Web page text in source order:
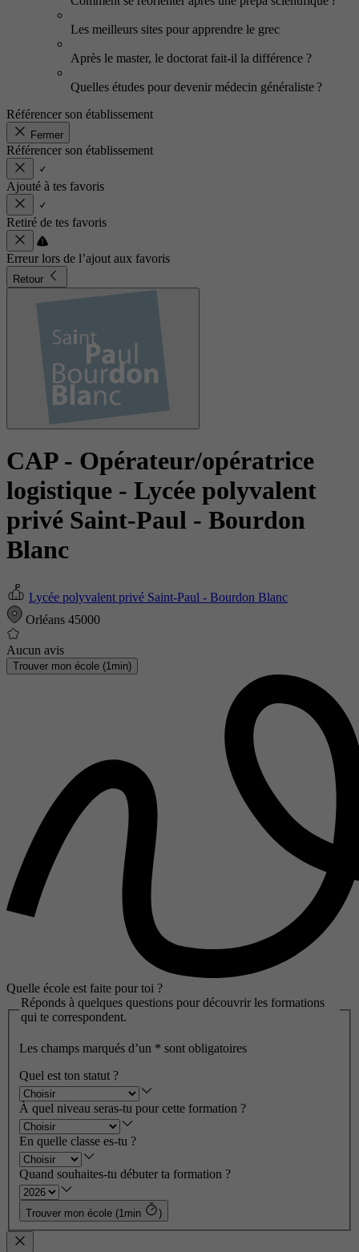
Les meilleurs sites pour apprendre le grec
Après le master, le doctorat fait-il la différence ?
Quelles études pour devenir médecin généraliste ?
Référencer son établissement
Fermer
Référencer son établissement
Ajouté à tes favoris
Retiré de tes favoris
Erreur lors de l’ajout aux favoris
Retour
CAP - Opérateur/opératrice
logistique - Lycée polyvalent
privé Saint-Paul - Bourdon
Blanc
Lycée polyvalent privé Saint-Paul - Bourdon Blanc
Orléans 45000
Aucun avis
Trouver mon école (1min)
Quelle école est faite pour toi ?
Réponds à quelques questions pour découvrir les formations
qui te correspondent.
Les champs marqués d’un * sont obligatoires
Quel est ton statut ?
À quel niveau seras-tu pour cette formation ?
En quelle classe es-tu ?
Quand souhaites-tu débuter ta formation ?
Trouver mon école (1min )